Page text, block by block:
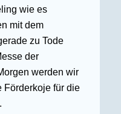
wie es
mit dem
zu Tode
der
werden wir
Förderkoje für die